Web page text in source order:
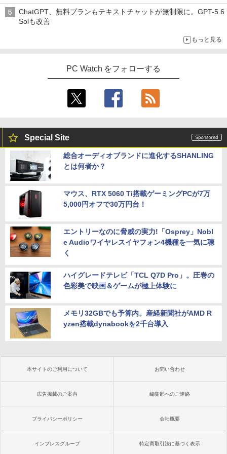
ChatGPT、無料プランもテキストチャットが無制限に。GPT-5.6
Solも改善
もっと見る
PC Watch をフォローする
Special Site
総合オーディオブランドに進化するSHANLING
とは何者か？
マウス、RTX 5060 Ti搭載ゲーミングPCが7万
5,000円オフで30万円台！
エントリーなのに脅威の実力!「Osprey」Nobl
e Audioワイヤレスイヤフォン4機種を一気に聴
く
ハイグレードテレビ「TCL Q7D Pro」。圧巻の
色彩美で映画＆ゲームが極上体験に
メモリ32GBでも予算内。産経新聞社がAMD R
yzen搭載dynabookを2千台導入
本サイトのご利用について お問い合わせ
広告掲載のご案内 編集部へのご連絡
プライバシーポリシー 会社概要
インプレスグループ 特定商取引法に基づく表示